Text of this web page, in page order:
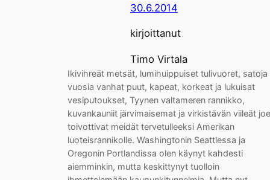
30.6.2014
kirjoittanut
Timo Virtala
Ikivihreät metsät, lumihuippuiset tulivuoret, satoja
vuosia vanhat puut, kapeat, korkeat ja lukuisat
vesiputoukset, Tyynen valtameren rannikko,
kuvankauniit järvimaisemat ja virkistävän viileät
toivottivat meidät tervetulleeksi Amerikan
luoteisrannikolle. Washingtonin Seattlessa ja
Oregonin Portlandissa olen käynyt kahdesti
aiemminkin, mutta keskittynyt tuolloin